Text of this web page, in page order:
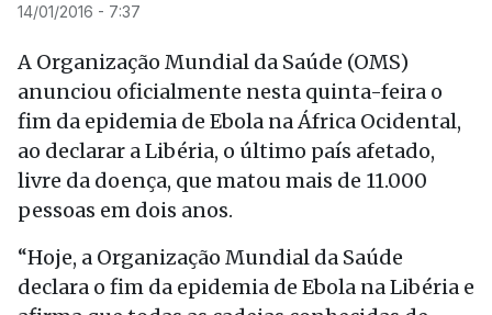
14/01/2016 - 7:37
A Organização Mundial da Saúde (OMS)
anunciou oficialmente nesta quinta-feira o
fim da epidemia de Ebola na África Ocidental,
ao declarar a Libéria, o último país afetado,
livre da doença, que matou mais de 11.000
pessoas em dois anos.
“Hoje, a Organização Mundial da Saúde
declara o fim da epidemia de Ebola na Libéria e